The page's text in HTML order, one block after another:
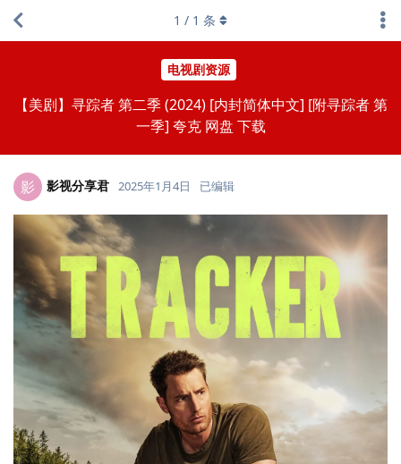
电视剧资源
【美剧】寻踪者 第二季 (2024) [内封简体中文] [附寻踪者 第
一季] 夸克 网盘 下载
1 / 1 条
影 影视分享君 2025年1月4日 已编辑